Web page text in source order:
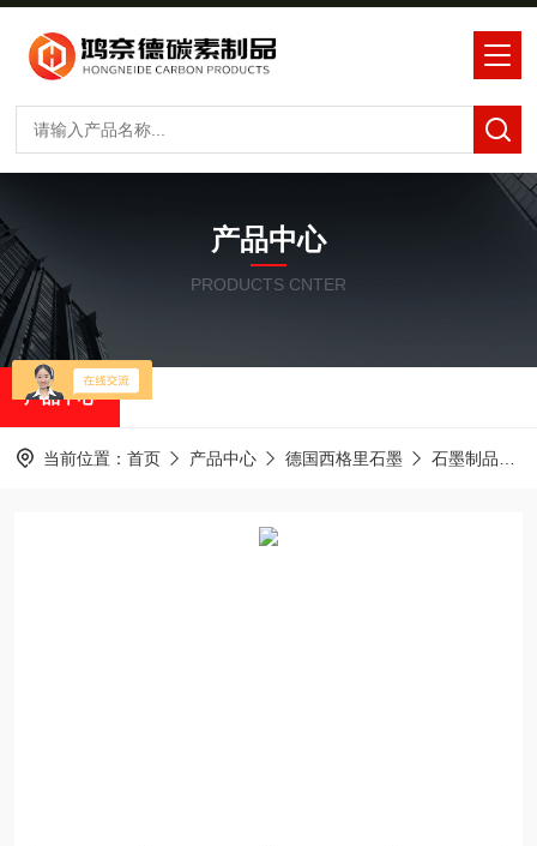
产品中心
PRODUCTS CNTER
产品中心
当前位置： 首页 产品中心 德国西格里石墨 石墨制品